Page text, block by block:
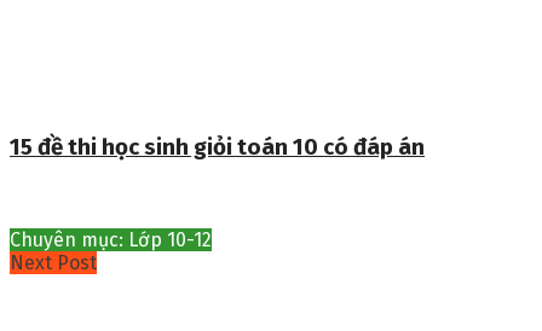
15 đề thi học sinh giỏi toán 10 có đáp án
Chuyên mục: Lớp 10-12
Next Post